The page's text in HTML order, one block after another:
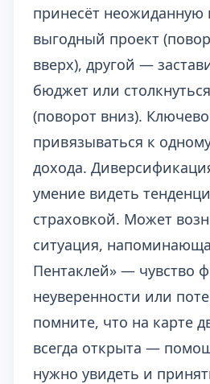
принесёт
выгодный проект
вверх), другой —
бюджет или
(поворот вниз).
привязываться к
дохода.
умение видеть
страховкой. Может
ситуация,
Пентаклей» — чувство
неуверенности или
помните, что на карте
всегда открыта —
нужно увидеть и